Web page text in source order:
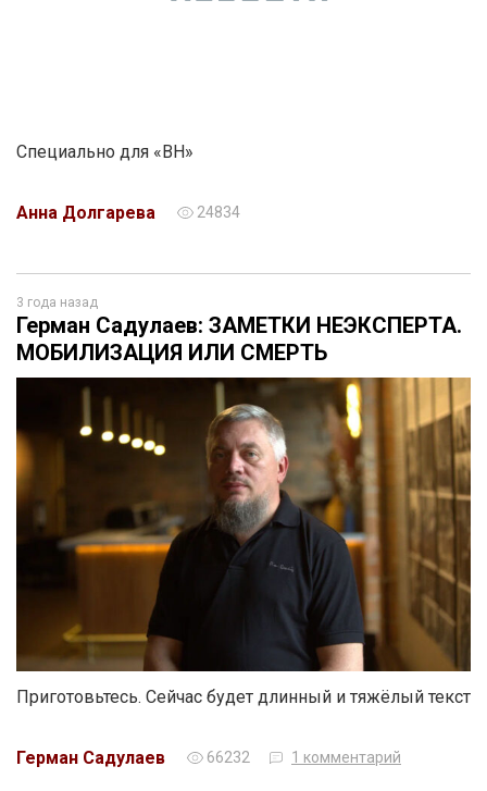
Специально для «ВН»
Анна Долгарева 24834
3 года назад
Герман Садулаев: ЗАМЕТКИ НЕЭКСПЕРТА.
МОБИЛИЗАЦИЯ ИЛИ СМЕРТЬ
Приготовьтесь. Сейчас будет длинный и тяжёлый текст
Герман Садулаев 66232 1 комментарий